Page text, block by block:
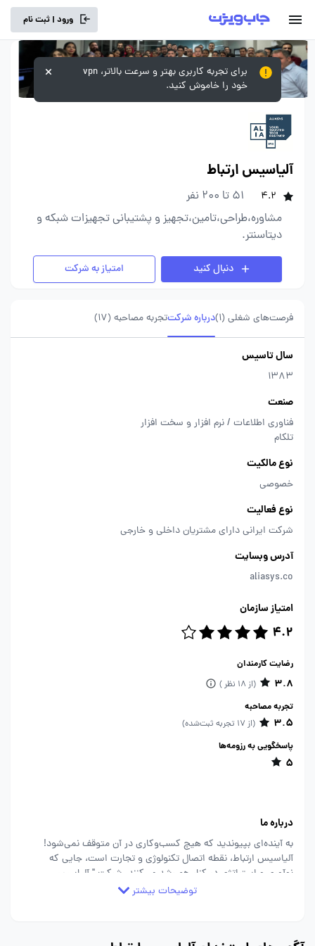
ورود | ثبت نام
آلیاسیس ارتباط
4.2
51 تا 200 نفر
مشاوره،طراحی،تامین،تجهیز و پشتیبانی تجهیزات شبکه و
دیتاسنتر.
دنبال کنید امتیاز به شرکت
فرصت‌های شغلی (1) درباره شرکتتجربه مصاحبه (17)
سال تاسیس
1383
صنعت
فناوری اطلاعات / نرم افزار و سخت افزار
تلکام
نوع مالکیت
خصوصی
نوع فعالیت
شرکت ایرانی دارای مشتریان داخلی و خارجی
آدرس وبسایت
aliasys.co
امتیاز سازمان
4.2
رضایت کارمندان
3.8 (از 18 نظر )
تجربه مصاحبه
3.5 (از 17 تجربه ثبت‌شده)
پاسخگویی به رزومه‌ها
5
درباره ما
به آینده‌ای بپیوندید که هیچ کسب‌وکاری در آن متوقف نمی‌شود!
آلیاسیس ارتباط، نقطه اتصال تکنولوژی و تجارت است، جایی که
نوآوری و استراتژی در کنار هم رشد می‌کنند. شرکت " آلیاسیس
ارتباط" بعنوان یکی از شرکت های پیشرو در عرصه فناوری اطلاعات و
توضیحات بیشتر
برای تجربه کاربری بهتر و سرعت بالاتر، vpn
خود را خاموش کنید.